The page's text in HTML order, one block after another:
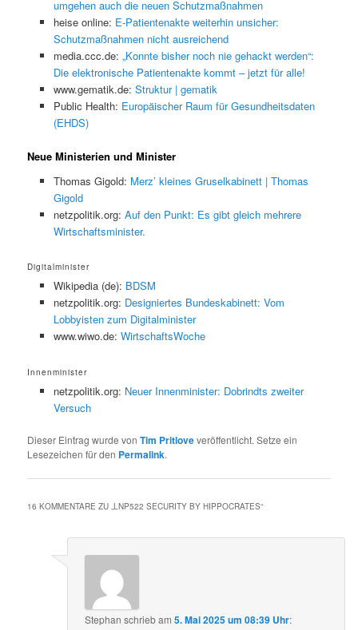
umgehen auch die neuen Schutzmaßnahmen
heise online: E-Patientenakte weiterhin unsicher:
Schutzmaßnahmen nicht ausreichend
media.ccc.de: „Konnte bisher noch nie gehackt werden“:
Die elektronische Patientenakte kommt – jetzt für alle!
www.gematik.de: Struktur | gematik
Public Health: Europäischer Raum für Gesundheitsdaten
(EHDS)
Neue Ministerien und Minister
Thomas Gigold: Merz’ kleines Gruselkabinett | Thomas
Gigold
netzpolitik.org: Auf den Punkt: Es gibt gleich mehrere
Wirtschaftsminister.
Digitalminister
Wikipedia (de): BDSM
netzpolitik.org: Designiertes Bundeskabinett: Vom
Lobbyisten zum Digitalminister
www.wiwo.de: WirtschaftsWoche
Innenminister
netzpolitik.org: Neuer Innenminister: Dobrindts zweiter
Versuch
Dieser Eintrag wurde vonTim Pritloveveröffentlicht. Setze ein
Lesezeichen für den Permalink.
16 KOMMENTARE ZU „LNP522 SECURITY BY HIPPOCRATES“
Stephan schriebam5. Mai 2025 um 08:39 Uhr: